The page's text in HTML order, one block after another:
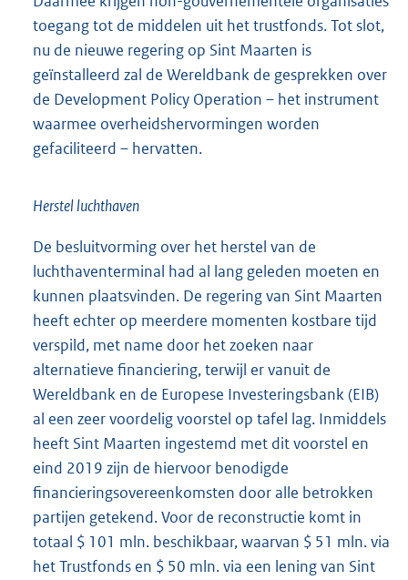
toegang tot de middelen uit het trustfonds. Tot slot,
nu de nieuwe regering op Sint Maarten is
geïnstalleerd zal de Wereldbank de gesprekken over
de Development Policy Operation – het instrument
waarmee overheidshervormingen worden
gefaciliteerd – hervatten.
Herstel luchthaven
De besluitvorming over het herstel van de
luchthaventerminal had al lang geleden moeten en
kunnen plaatsvinden. De regering van Sint Maarten
heeft echter op meerdere momenten kostbare tijd
verspild, met name door het zoeken naar
alternatieve financiering, terwijl er vanuit de
Wereldbank en de Europese Investeringsbank (EIB)
al een zeer voordelig voorstel op tafel lag. Inmiddels
heeft Sint Maarten ingestemd met dit voorstel en
eind 2019 zijn de hiervoor benodigde
financieringsovereenkomsten door alle betrokken
partijen getekend. Voor de reconstructie komt in
totaal $ 101 mln. beschikbaar, waarvan $ 51 mln. via
het Trustfonds en $ 50 mln. via een lening van Sint